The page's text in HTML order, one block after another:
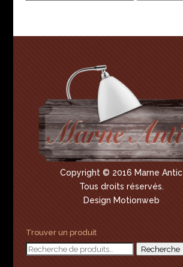
Copyright © 2016 Marne Antic
Tous droits réservés.
Design Motionweb
Trouver un produit
Recherche
Recherche